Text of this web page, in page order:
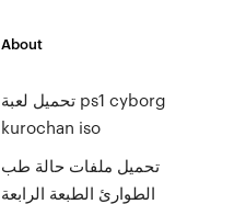
About
تحميل لعبة ps1 cyborg
kurochan iso
تحميل ملفات حالة طب
الطوارئ الطبعة الرابعة